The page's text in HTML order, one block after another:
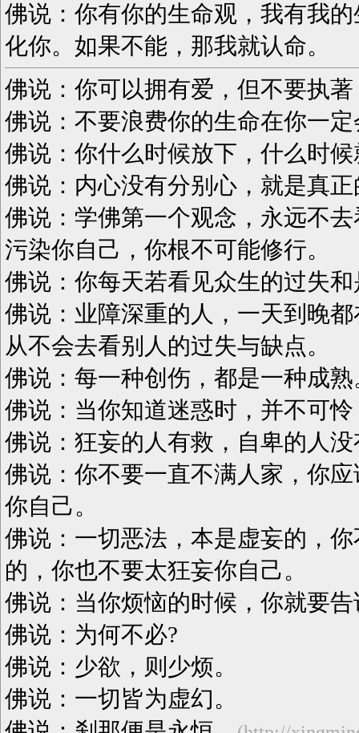
佛说：你有你的生命观，我有我
化你。如果不能，那我就认命。
佛说：你可以拥有爱，但不要执
佛说：不要浪费你的生命在你一
佛说：你什么时候放下，什么时
佛说：内心没有分别心，就是真
佛说：学佛第一个观念，永远不
污染你自己，你根不可能修行。
佛说：你每天若看见众生的过失
佛说：业障深重的人，一天到晚
从不会去看别人的过失与缺点。
佛说：每一种创伤，都是一种成熟
佛说：当你知道迷惑时，并不可
佛说：狂妄的人有救，自卑的人
佛说：你不要一直不满人家，你
你自己。
佛说：一切恶法，本是虚妄的，
的，你也不要太狂妄你自己。
佛说：当你烦恼的时候，你就要
佛说：为何不必?
佛说：少欲，则少烦。
佛说：一切皆为虚幻。